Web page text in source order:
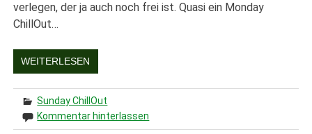
verlegen, der ja auch noch frei ist. Quasi ein Monday
ChillOut…
WEITERLESEN
Sunday ChillOut
Kommentar hinterlassen